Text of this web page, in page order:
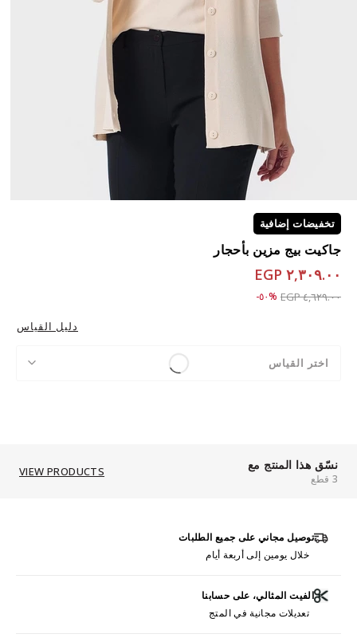
تخفيضات إضافية
جاكيت بيج مزين بأحجار
٢,٣٠٩.٠٠ EGP
Price reduced from
٤,٦٢٩.٠٠ EGP to ٢,٣٠٩.٠٠ EGP%٥٠-
دليل القياس
اختر القياس
نسّق هذا المنتج مع
3 قطع
VIEW PRODUCTS
توصيل مجاني على جميع الطلبات
خلال يومين إلى أربعة أيام
الفيت المثالي، على حسابنا
تعديلات مجانية في المتج